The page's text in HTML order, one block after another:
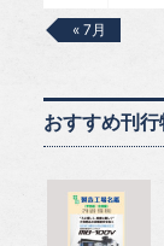
« 7月
おすすめ刊行